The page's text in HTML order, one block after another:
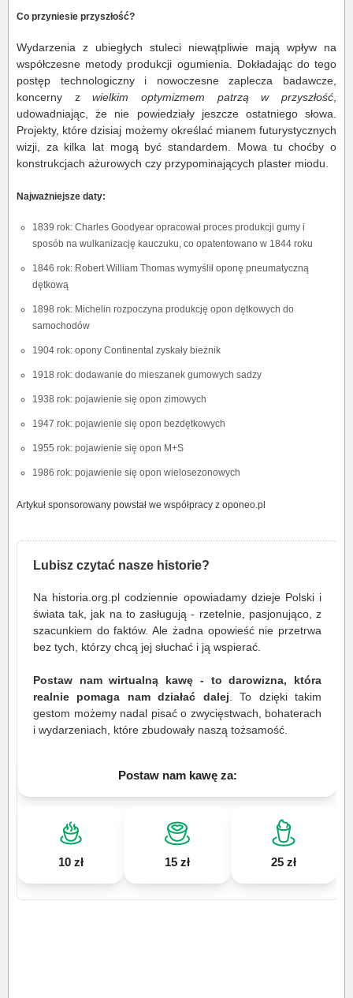
Co przyniesie przyszłość?
Wydarzenia z ubiegłych stuleci niewątpliwie mają wpływ na
współczesne metody produkcji ogumienia. Dokładając do tego
postęp technologiczny i nowoczesne zaplecza badawcze,
koncerny zwielkim optymizmem patrzą w przyszłość,
udowadniając, że nie powiedziały jeszcze ostatniego słowa.
Projekty, które dzisiaj możemy określać mianem futurystycznych
wizji, za kilka lat mogą być standardem. Mowa tu choćby o
konstrukcjach ażurowych czy przypominających plaster miodu.
Najważniejsze daty:
1839 rok: Charles Goodyear opracował proces produkcji gumy i
sposób na wulkanizację kauczuku, co opatentowano w 1844 roku
1846 rok: Robert William Thomas wymyślił oponę pneumatyczną
dętkową
1898 rok: Michelin rozpoczyna produkcję opon dętkowych do
samochodów
1904 rok: opony Continental zyskały bieżnik
1918 rok: dodawanie do mieszanek gumowych sadzy
1938 rok: pojawienie się opon zimowych
1947 rok: pojawienie się opon bezdętkowych
1955 rok: pojawienie się opon M+S
1986 rok: pojawienie się opon wielosezonowych
Artykuł sponsorowany powstał we współpracy z oponeo.pl
Lubisz czytać nasze historie?
Na historia.org.pl codziennie opowiadamy dzieje Polski i
świata tak, jak na to zasługują - rzetelnie, pasjonująco, z
szacunkiem do faktów. Ale żadna opowieść nie przetrwa
bez tych, którzy chcą jej słuchać i ją wspierać.
Postaw nam wirtualną kawę - to darowizna, która
realnie pomaga nam działać dalej. To dzięki takim
gestom możemy nadal pisać o zwycięstwach, bohaterach
i wydarzeniach, które zbudowały naszą tożsamość.
Postaw nam kawę za:
10 zł 15 zł 25 zł